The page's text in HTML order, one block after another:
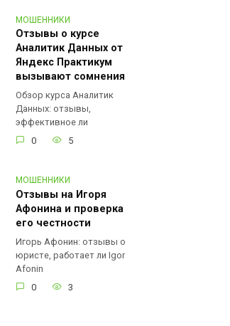
МОШЕННИКИ
Отзывы о курсе
Аналитик Данных от
Яндекс Практикум
вызывают сомнения
Обзор курса Аналитик
Данных: отзывы,
эффективное ли
0
5
МОШЕННИКИ
Отзывы на Игоря
Афонина и проверка
его честности
Игорь Афонин: отзывы о
юристе, работает ли Igor
Afonin
0
3